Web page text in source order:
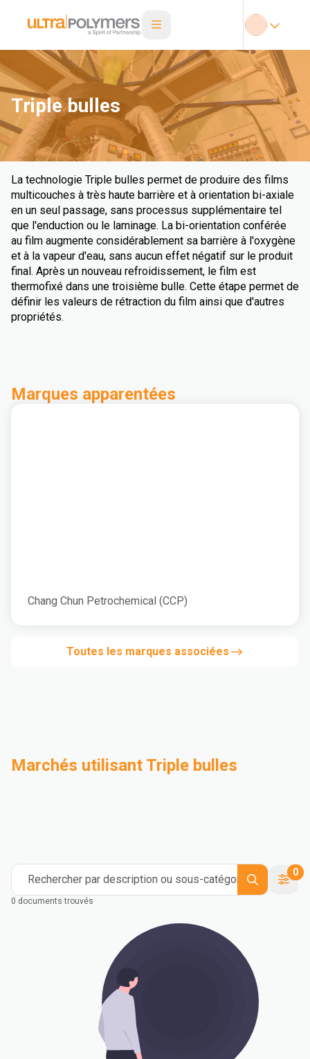
Triple bulles
La technologie Triple bulles permet de produire des films
multicouches à très haute barrière et à orientation bi-axiale
en un seul passage, sans processus supplémentaire tel
que l'enduction ou le laminage. La bi-orientation conférée
au film augmente considérablement sa barrière à l'oxygène
et à la vapeur d'eau, sans aucun effet négatif sur le produit
final. Après un nouveau refroidissement, le film est
thermofixé dans une troisième bulle. Cette étape permet de
définir les valeurs de rétraction du film ainsi que d'autres
propriétés.
Marques apparentées
Chang Chun Petrochemical (CCP)
Toutes les marques associées
Marchés utilisant Triple bulles
Rechercher par description ou sous-catégorie
0
0 documents trouvés